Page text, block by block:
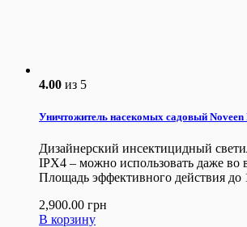
4.00 из 5
Уничтожитель насекомых садовый
Дизайнерский инсектицидный
IPX4 – можно использовать даже во
Площадь эффективного действия до
2,900.00 грн
В корзину